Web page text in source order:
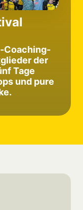
Coaching-
der
Tage
und pure